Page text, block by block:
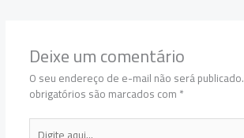
Deixe um comentário
O seu endereço de e-mail não será publicado.
obrigatórios são marcados com*
Digite